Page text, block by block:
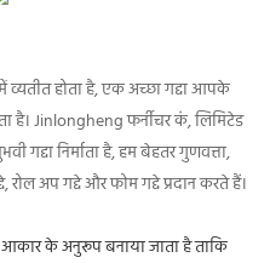
होता है, एक अच्छा गद्दा आपके
है।Jinlongheng फर्नीचर कं, लिमिटेड
निर्माता है, हम बेहतर गुणवत्ता,
रोल अप गद्दे और फोम गद्दे प्रदान करते हैं।
के अनुरूप बनाया जाता है ताकि